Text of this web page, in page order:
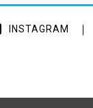
INSTAGRAM